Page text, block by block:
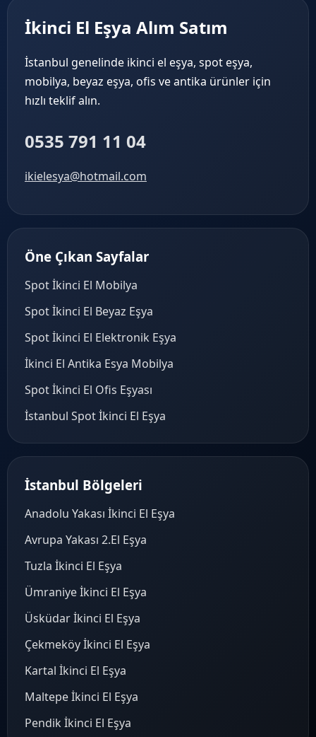
İkinci El Eşya Alım Satım
İstanbul genelinde ikinci el eşya, spot eşya,
mobilya, beyaz eşya, ofis ve antika ürünler için
hızlı teklif alın.
0535 791 11 04
ikielesya@hotmail.com
Öne Çıkan Sayfalar
Spot İkinci El Mobilya
Spot İkinci El Beyaz Eşya
Spot İkinci El Elektronik Eşya
İkinci El Antika Esya Mobilya
Spot İkinci El Ofis Eşyası
İstanbul Spot İkinci El Eşya
İstanbul Bölgeleri
Anadolu Yakası İkinci El Eşya
Avrupa Yakası 2.El Eşya
Tuzla İkinci El Eşya
Ümraniye İkinci El Eşya
Üsküdar İkinci El Eşya
Çekmeköy İkinci El Eşya
Kartal İkinci El Eşya
Maltepe İkinci El Eşya
Pendik İkinci El Eşya